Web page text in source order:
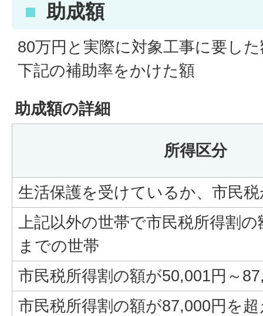
助成額
80万円と実際に対象工事に要し
下記の補助率をかけた額
助成額の詳細
所得区分
生活保護を受けているか、市民
上記以外の世帯で市民税所得割
までの世帯
市民税所得割の額が50,001円～
市民税所得割の額が87,000円を